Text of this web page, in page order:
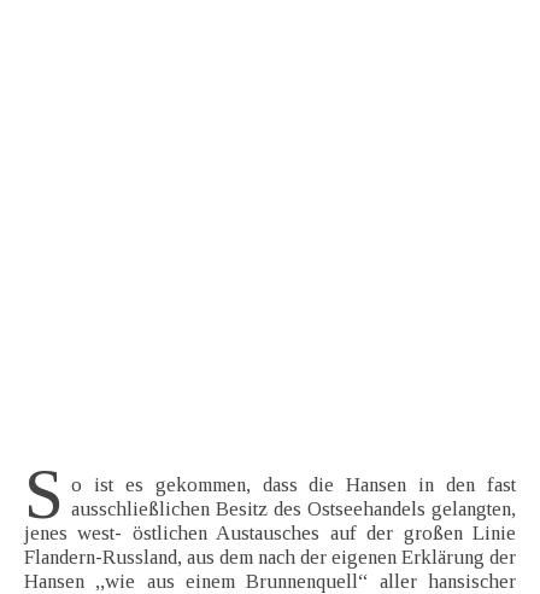
S o ist es gekommen, dass die Hansen in den fast
ausschließlichen Besitz des Ostseehandels gelangten,
jenes west- östlichen Austausches auf der großen Linie
Flandern-Russland, aus dem nach der eigenen Erklärung der
Hansen ,,wie aus einem Brunnenquell“ aller hansischer